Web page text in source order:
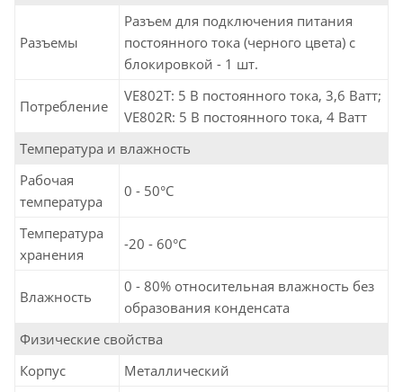
Разъемы
Разъем для подключения питания
постоянного тока (черного цвета) с
блокировкой - 1 шт.
Потребление
VE802T: 5 В постоянного тока, 3,6 Ватт;
VE802R: 5 В постоянного тока, 4 Ватт
Температура и влажность
Рабочая
температура
0 - 50°C
Температура
хранения
-20 - 60°C
Влажность
0 - 80% относительная влажность без
образования конденсата
Физические свойства
Корпус
Металлический